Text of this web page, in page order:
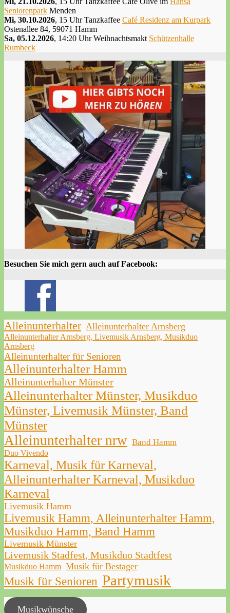
Seniorenpark Menden
Mi, 30.10.2026, 15 Uhr Tanzkaffee Café Residenz am Kurpark
Ostenallee 84, 59071 Hamm
Sa, 05.12.2026, 14:20 Uhr Weihnachtsmakt Schützenhalle
Rumbeck
Besuchen Sie mich gern auch auf Facebook:
Alleinunterhalter Alleinunterhalter Arnsberg
Alleinunterhalter Arnsberg, Livemusik Arnsberg, Musikduo
Arnsberg
Alleinunterhalter für Senioren
Alleinunterhalter Hamm
Alleinunterhalter Münster
Alleinunterhalter Münster, Musikduo
Münster, Livemusik Münster, Band
Münster
Alleinunterhalter nrw Band Hamm
Duo Vivendo
Karneval, Musik für Karneval,
Alleinunterhalter Karneval, Musikduo
Karneval
Livemusik Hamm
Livemusik Hamm, Alleinunterhalter Hamm,
Musikduo Hamm, Band Hamm
Livemusik Münster
Livemusik Stadfest, Musikduo Stadtfest
Musikduo Hamm Musik für Bestager
Musik für Senioren Partymusik
Musikwünsche